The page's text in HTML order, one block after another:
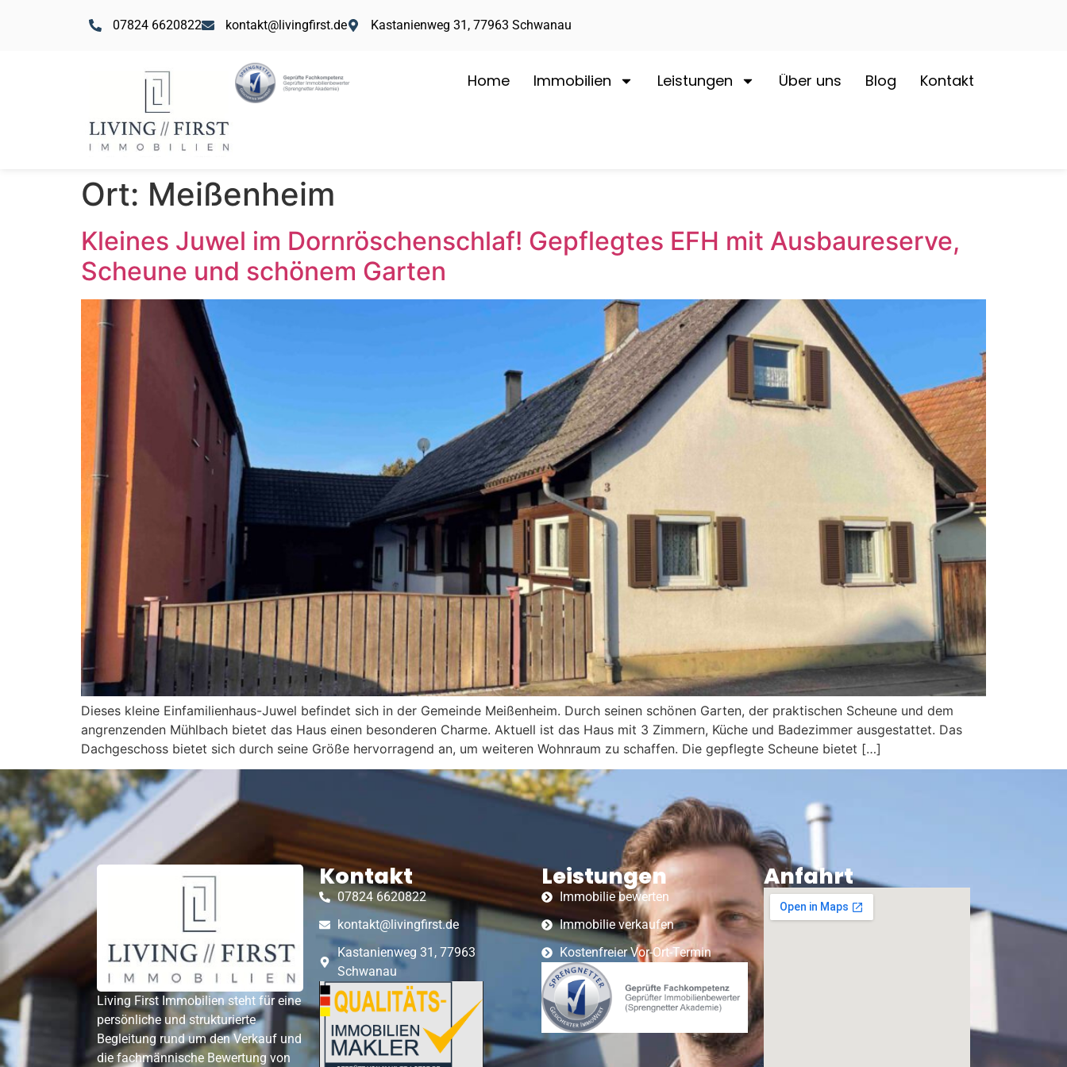
07824 6620822 kontakt@livingfirst.de Kastanienweg 31, 77963 Schwanau
Home Immobilien Leistungen Über uns Blog Kontakt
Ort: Meißenheim
Kleines Juwel im Dornröschenschlaf! Gepflegtes EFH mit Ausbaureserve,
Scheune und schönem Garten
Dieses kleine Einfamilienhaus-Juwel befindet sich in der Gemeinde Meißenheim. Durch seinen schönen Garten, der praktischen Scheune und dem
angrenzenden Mühlbach bietet das Haus einen besonderen Charme. Aktuell ist das Haus mit 3 Zimmern, Küche und Badezimmer ausgestattet. Das
Dachgeschoss bietet sich durch seine Größe hervorragend an, um weiteren Wohnraum zu schaffen. Die gepflegte Scheune bietet […]
Living First Immobilien steht für eine
persönliche und strukturierte
Begleitung rund um den Verkauf und
die fachmännische Bewertung von
Kontakt
07824 6620822
kontakt@livingfirst.de
Kastanienweg 31, 77963
Schwanau
Leistungen
Immobilie bewerten
Immobilie verkaufen
Kostenfreier Vor-Ort-Termin
Anfahrt